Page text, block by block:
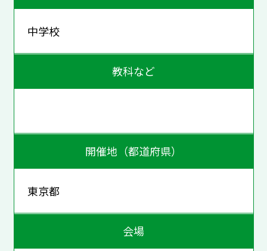
中学校
教科など
開催地（都道府県）
東京都
会場